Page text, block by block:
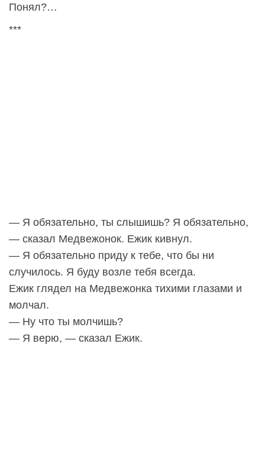
Понял?…
***
— Я обязательно, ты слышишь? Я обязательно,
— сказал Медвежонок. Ежик кивнул.
— Я обязательно приду к тебе, что бы ни
случилось. Я буду возле тебя всегда.
Ежик глядел на Медвежонка тихими глазами и
молчал.
— Ну что ты молчишь?
— Я верю, — сказал Ежик.